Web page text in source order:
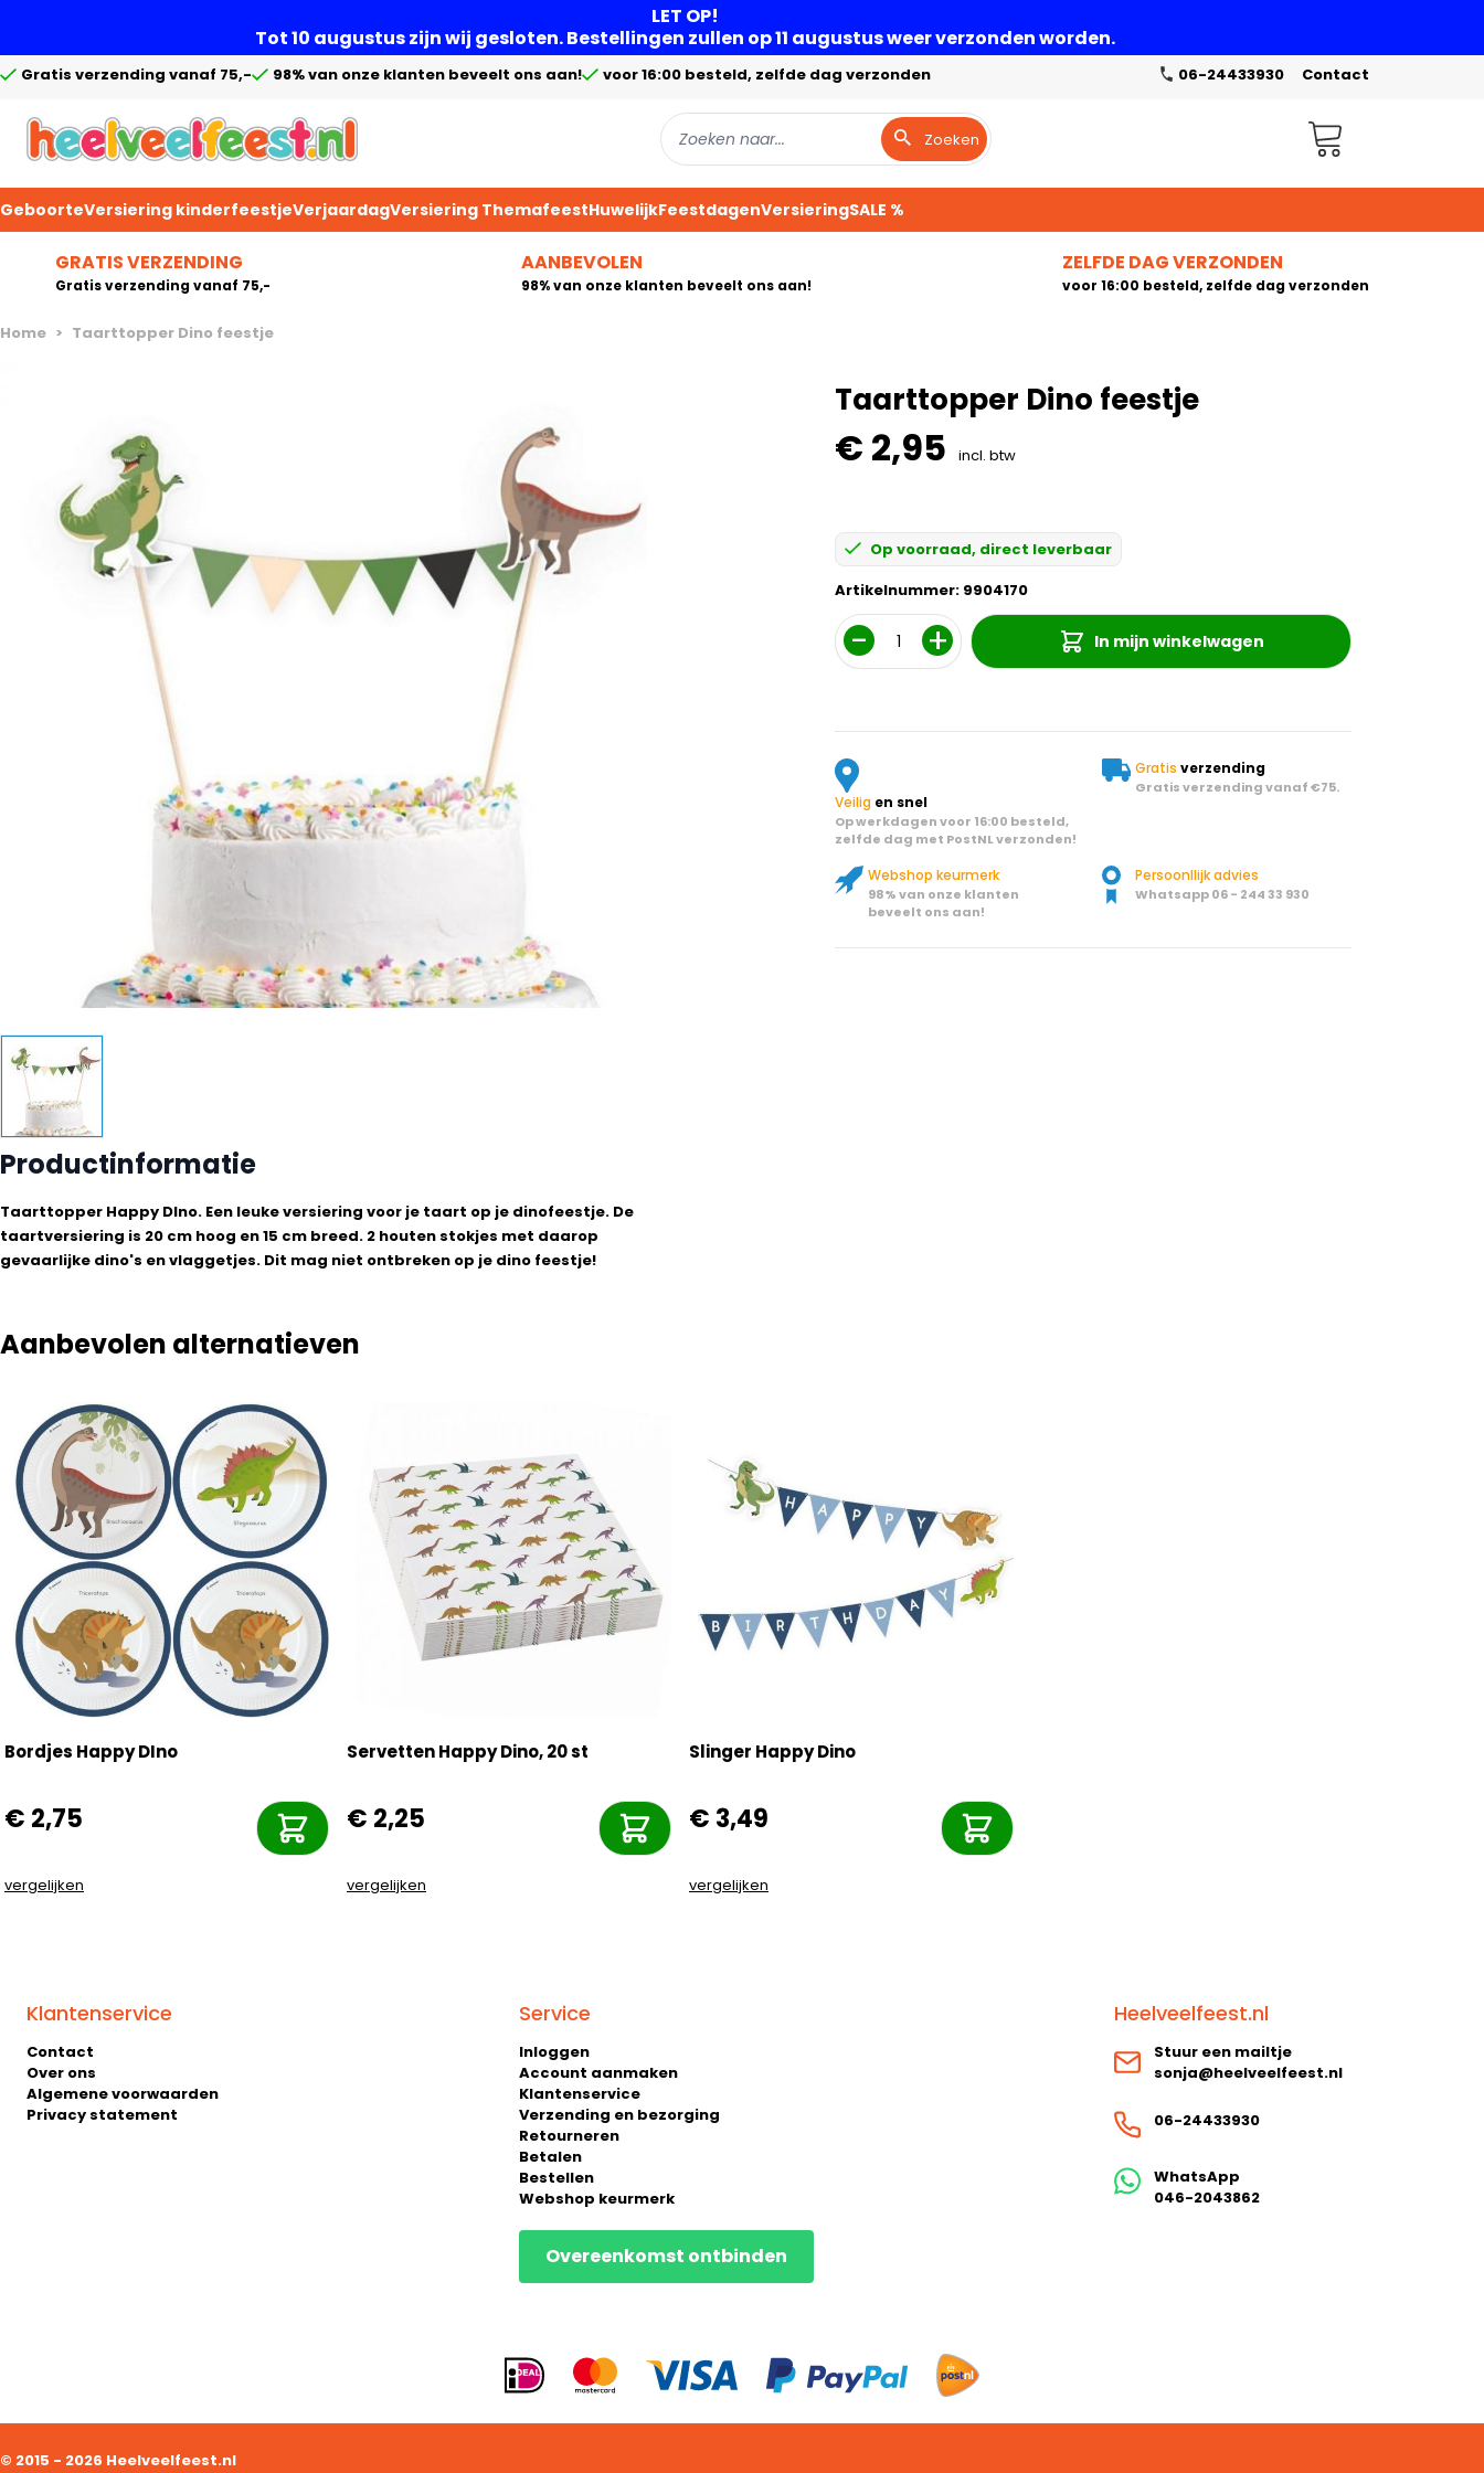
LET OP!
Tot 10 augustus zijn wij gesloten. Bestellingen zullen op 11 augustus weer verzonden worden.
Gratis verzending vanaf 75,- 98% van onze klanten beveelt ons aan! voor 16:00 besteld, zelfde dag verzonden 06-24433930 Contact
Zoeken Winkelwagen
GeboorteVersiering kinderfeestjeVerjaardagVersiering ThemafeestHuwelijkFeestdagenVersieringSALE %
GRATIS VERZENDING
Gratis verzending vanaf 75,-
AANBEVOLEN
98% van onze klanten beveelt ons aan!
ZELFDE DAG VERZONDEN
voor 16:00 besteld, zelfde dag verzonden
Home > Taarttopper Dino feestje
Taarttopper Dino feestje
€ 2,95 incl. btw
Op voorraad, direct leverbaar
Artikelnummer: 9904170
Aantal
In mijn winkelwagen
Veilig en snel
Op werkdagen voor 16:00 besteld,
zelfde dag met PostNL verzonden!
Gratis verzending
Gratis verzending vanaf €75.
Webshop keurmerk
98% van onze klanten
beveelt ons aan!
Persoonllijk advies
Whatsapp 06 - 244 33 930
Productinformatie
Taarttopper Happy DIno. Een leuke versiering voor je taart op je dinofeestje. De
taartversiering is 20 cm hoog en 15 cm breed. 2 houten stokjes met daarop
gevaarlijke dino's en vlaggetjes. Dit mag niet ontbreken op je dino feestje!
Aanbevolen alternatieven
Bordjes Happy DIno
€ 2,75
vergelijken
Servetten Happy Dino, 20 st
€ 2,25
vergelijken
Slinger Happy Dino
€ 3,49
vergelijken
Klantenservice
Contact
Over ons
Algemene voorwaarden
Privacy statement
Service
Inloggen
Account aanmaken
Klantenservice
Verzending en bezorging
Retourneren
Betalen
Bestellen
Webshop keurmerk
Overeenkomst ontbinden
Heelveelfeest.nl
Stuur een mailtje
sonja@heelveelfeest.nl
06-24433930
WhatsApp
046-2043862
© 2015 - 2026 Heelveelfeest.nl